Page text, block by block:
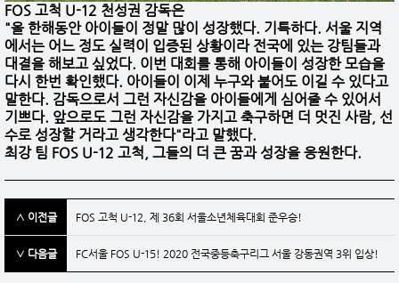
FOS 고척 U-12 천성권 감독은
"올 한해동안 아이들이 정말 많이 성장했다. 기특하다. 서울 지역
에서는 어느 정도 실력이 입증된 상황이라 전국에 있는 강팀들과
대결을 해보고 싶었다. 이번 대회를 통해 아이들이 성장한 모습을
다시 한번 확인했다. 아이들이 이제 누구와 붙어도 이길 수 있다고
말한다. 감독으로서 그런 자신감을 아이들에게 심어줄 수 있어서
기쁘다. 앞으로도 그런 자신감을 가지고 축구하면 더 멋진 사람, 선
수로 성장할 거라고 생각한다"라고 말했다.
최강 팀 FOS U-12 고척, 그들의 더 큰 꿈과 성장을 응원한다.
FOS 고척 U-12, 제 36회 서울소년체육대회 준우승!
FC서울 FOS U-15! 2020 전국중등축구리그 서울 강동권역 3위 입상!